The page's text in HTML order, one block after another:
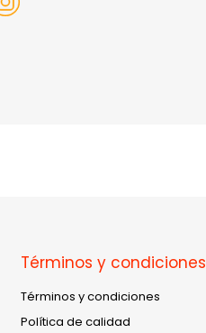
Términos y condiciones
Términos y condiciones
Política de calidad